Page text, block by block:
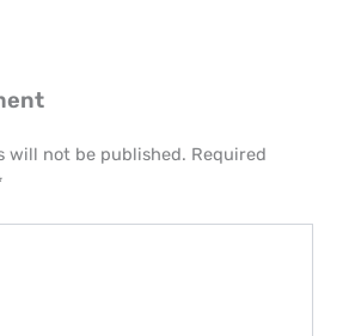
will not be published. Required